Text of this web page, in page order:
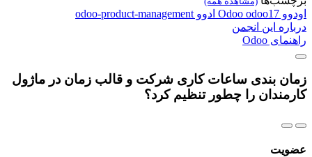
اودوو Odoo odoo17 ادوو odoo-product-management
درباره این انجمن
راهنمای Odoo
زمان بندی ساعات کاری شرکت و قالب زمان در ماژول
کارمندان را چطور تنظیم کرد؟
عضویت